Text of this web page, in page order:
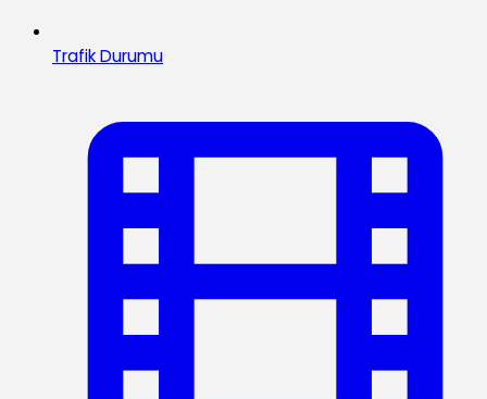
Trafik Durumu